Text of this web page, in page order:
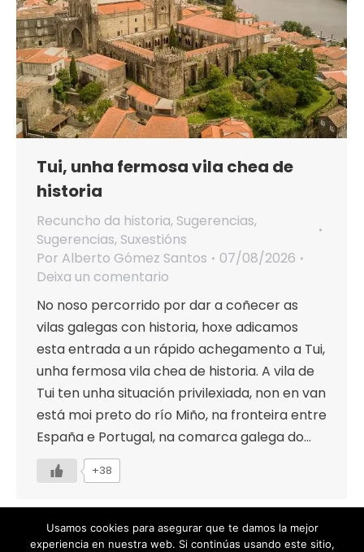
Tui, unha fermosa vila chea de
historia
Recuncho da historia, Sugerencias,
Sugerencias, Suxestións
Por Alberto Gómez Santos
07/08/2026
Deixa un comentario
No noso percorrido por dar a coñecer as
vilas galegas con historia, hoxe adicamos
esta entrada a un rápido achegamento a Tui,
unha fermosa vila chea de historia. A vila de
Tui ten unha situación privilexiada, non en van
está moi preto do río Miño, na fronteira entre
España e Portugal, na comarca galega do…
+38
Usamos cookies para asegurar que te damos la mejor
experiencia en nuestra web. Si continúas usando este sitio,